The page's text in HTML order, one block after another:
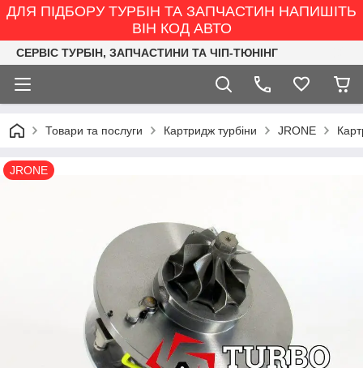
ДЛЯ ПІДБОРУ ТУРБІН ТА ЗАПЧАСТИН НАПИШІТЬ
ВІН КОД АВТО
СЕРВІС ТУРБІН, ЗАПЧАСТИНИ ТА ЧІП-ТЮНІНГ
Товари та послуги Картридж турбіни JRONE
JRONE